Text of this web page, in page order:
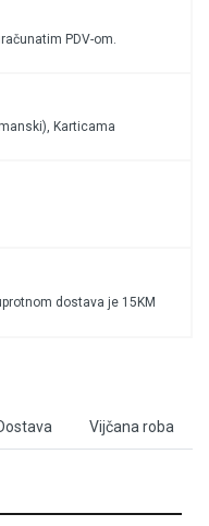
PDV-om.
Karticama
dostava je 15KM
Vijčana roba